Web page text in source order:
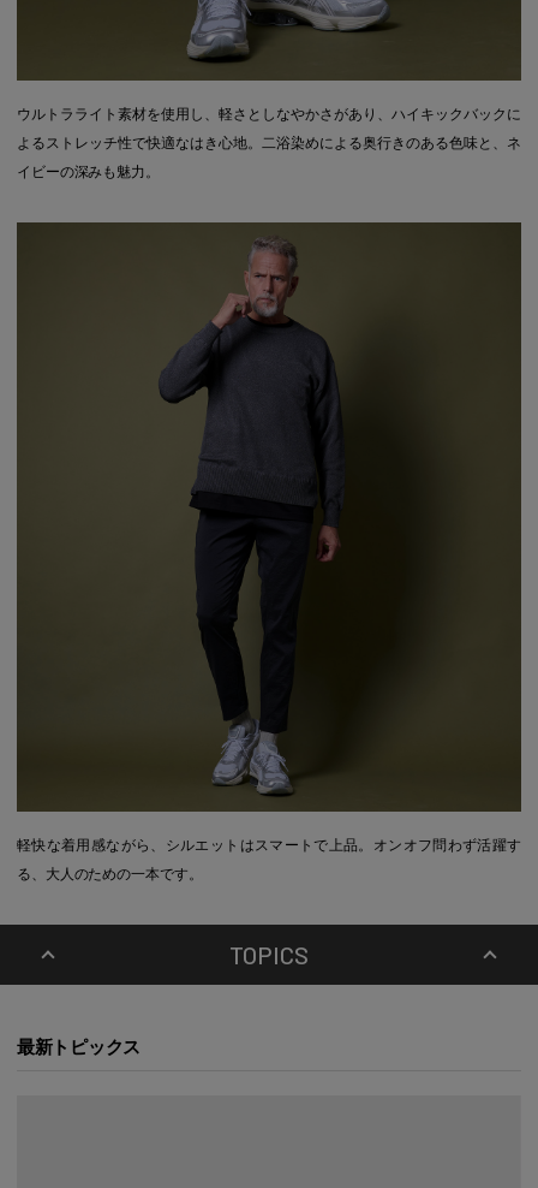
ウルトラライト素材を使用し、軽さとしなやかさがあり、ハイキックバックに
よるストレッチ性で快適なはき心地。二浴染めによる奥行きのある色味と、ネ
イビーの深みも魅力。
軽快な着用感ながら、シルエットはスマートで上品。オンオフ問わず活躍す
る、大人のための一本です。
TOPICS
最新トピックス